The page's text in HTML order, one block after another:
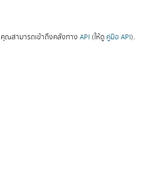
คุณสามารถเข้าถึงคลังทาง API (ให้ดู คู่มือ API).